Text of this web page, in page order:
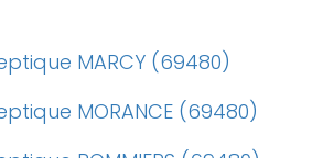
MARCY (69480)
MORANCE (69480)